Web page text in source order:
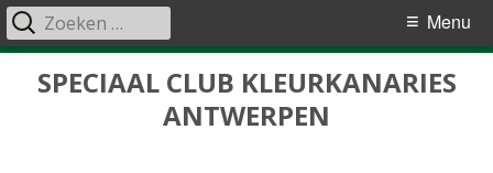
SPECIAAL CLUB KLEURKANARIES
ANTWERPEN
Primair
menu
Menu
Zoeken
naar: